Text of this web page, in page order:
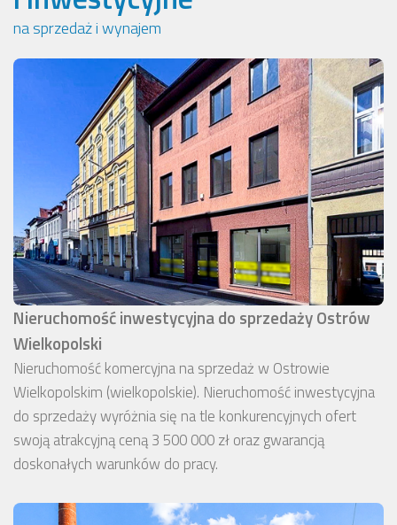
na sprzedaż i wynajem
Nieruchomość inwestycyjna do sprzedaży Ostrów
Wielkopolski
Nieruchomość komercyjna na sprzedaż w Ostrowie
Wielkopolskim (wielkopolskie). Nieruchomość inwestycyjna
do sprzedaży wyróżnia się na tle konkurencyjnych ofert
swoją atrakcyjną ceną 3 500 000 zł oraz gwarancją
doskonałych warunków do pracy.